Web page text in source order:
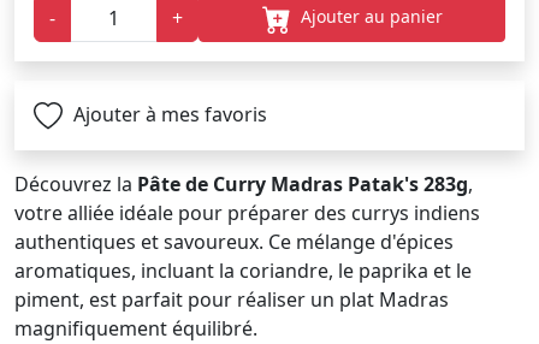
-
+ Ajouter au panier
Ajouter à mes favoris
Découvrez la Pâte de Curry Madras Patak's 283g,
votre alliée idéale pour préparer des currys indiens
authentiques et savoureux. Ce mélange d'épices
aromatiques, incluant la coriandre, le paprika et le
piment, est parfait pour réaliser un plat Madras
magnifiquement équilibré.